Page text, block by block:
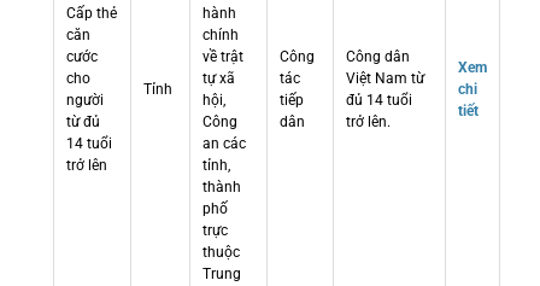
Cấp thẻ
căn
cước
cho
người
từ đủ
14 tuổi
trở lên
Tỉnh
hành
chính
về trật
tự xã
hội,
Công
an các
tỉnh,
thành
phố
trực
thuộc
Trung
Công
tác
tiếp
dân
Công dân
Việt Nam từ
đủ 14 tuổi
trở lên.
Xem
chi
tiết